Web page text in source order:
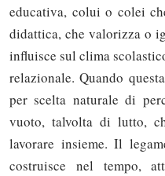
educativa, colui o colei
didattica, che valorizza o
influisce sul clima
relazionale. Quando
per scelta naturale di
vuoto, talvolta di lutto,
lavorare insieme. Il
costruisce nel tempo,